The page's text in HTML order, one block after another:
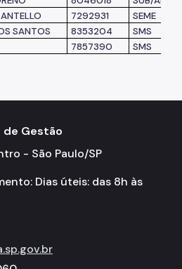
7292931
SEME
SANTOS
8353204
SMS
7857390 SMS
de Gestão
- São Paulo/SP
Dias úteis: das 8h às